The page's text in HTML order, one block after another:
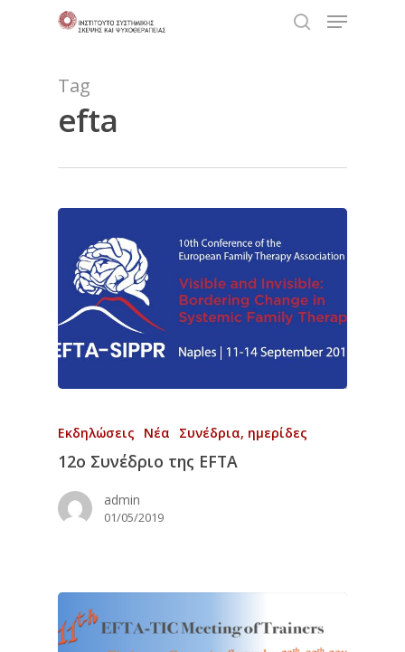
Hit enter to search or ESC to close
Tag
efta
Εκδηλώσεις Νέα Συνέδρια, ημερίδες
12ο Συνέδριο της EFTA
admin
01/05/2019